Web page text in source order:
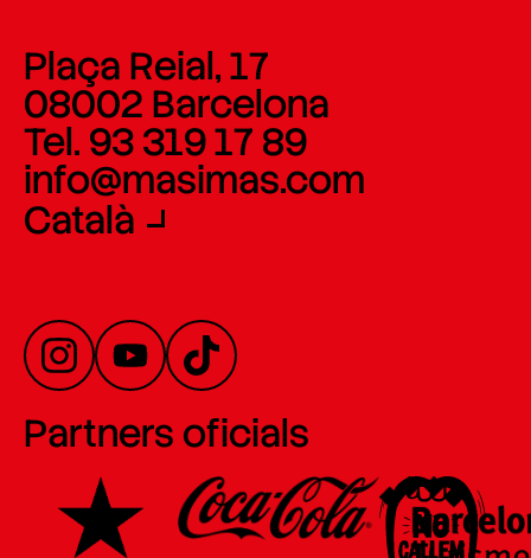
Plaça Reial, 17
08002 Barcelona
Tel. 93 319 17 89
info@masimas.com
Català
Partners oficials